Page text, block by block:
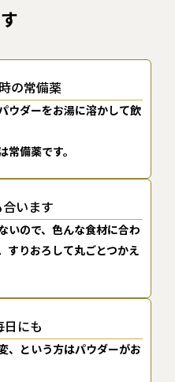
の常備薬
ウダーをお湯に溶かして飲
備薬です。
います
いので、色んな食材に合わ
すりおろして丸ごとつかえ
日にも
、という方はパウダーがお